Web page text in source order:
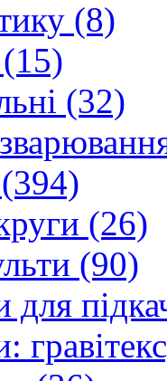
(8)
(32)
(26)
(90)
для